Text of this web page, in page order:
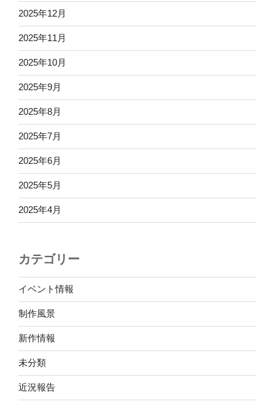
2025年12月
2025年11月
2025年10月
2025年9月
2025年8月
2025年7月
2025年6月
2025年5月
2025年4月
カテゴリー
イベント情報
制作風景
新作情報
未分類
近況報告